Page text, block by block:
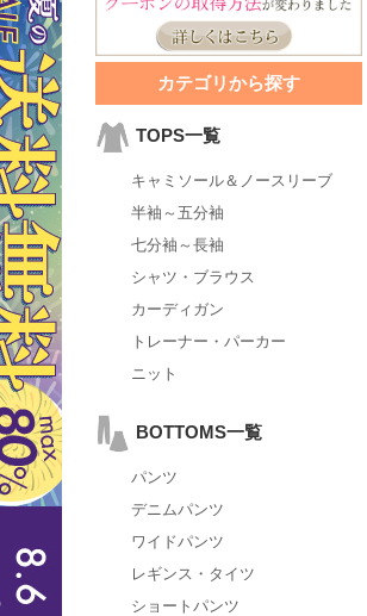
カテゴリから探す
TOPS一覧
キャミソール＆ノースリーブ
半袖～五分袖
七分袖～長袖
シャツ・ブラウス
カーディガン
トレーナー・パーカー
ニット
BOTTOMS一覧
パンツ
デニムパンツ
ワイドパンツ
レギンス・タイツ
ショートパンツ